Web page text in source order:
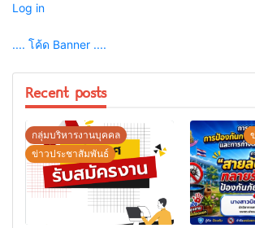
Log in
.... โค้ด Banner ....
Recent posts
กลุ่มบริหารงานบุคคล
ข่าวประชาสัมพันธ์